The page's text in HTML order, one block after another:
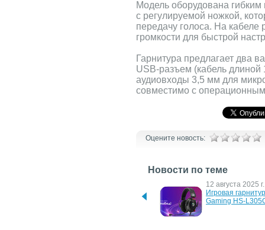
Модель оборудована
с регулируемой ножкой,
передачу голоса. На кабеле
громкости для быстрой
Гарнитура предлагает два
USB-разъем (кабель длиной
аудиовходы 3,5 мм для
совместимо с
Оцените новость:
Новости по теме
Игровая гарнитура ОКЛИК
12 августа 2025 г.
Игровая
Gaming HS-